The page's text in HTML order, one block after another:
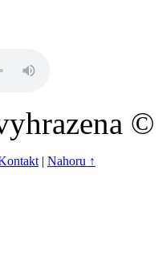
| Nahoru ↑